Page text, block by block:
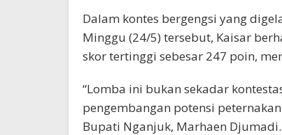
Dalam kontes bergengsi yang
Minggu (24/5) tersebut, Kaisar
skor tertinggi sebesar 247 poin,
“Lomba ini bukan sekadar
pengembangan potensi
Bupati Nganjuk, Marhaen Djumadi.